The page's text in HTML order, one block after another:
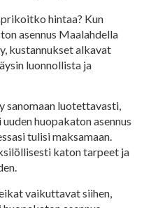
hintaa? Kun
asennus Maalahdella
kustannukset alkavat
luonnollista ja
sanomaan luotettavasti,
huopakaton asennus
tulisi maksamaan.
katon tarpeet ja
vaikuttavat siihen,